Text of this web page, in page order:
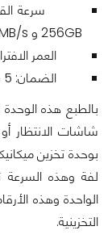
256GB و 550/520MB/s بالنسبة لباقي النسخ.
العمر
الضمان: 5 سنوات.
بالطبع هذه
شاشات الانتظار
الواحدة وهذه
التخزينية.